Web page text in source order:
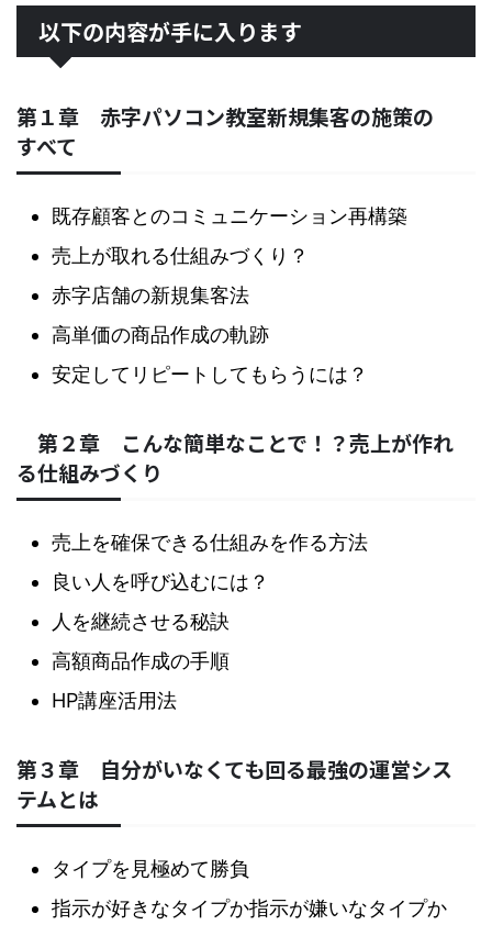
以下の内容が手に入ります
第１章 赤字パソコン教室新規集客の施策の
すべて
既存顧客とのコミュニケーション再構築
売上が取れる仕組みづくり？
赤字店舗の新規集客法
高単価の商品作成の軌跡
安定してリピートしてもらうには？
第２章 こんな簡単なことで！？売上が作れ
る仕組みづくり
売上を確保できる仕組みを作る方法
良い人を呼び込むには？
人を継続させる秘訣
高額商品作成の手順
HP講座活用法
第３章 自分がいなくても回る最強の運営シス
テムとは
タイプを見極めて勝負
指示が好きなタイプか指示が嫌いなタイプか